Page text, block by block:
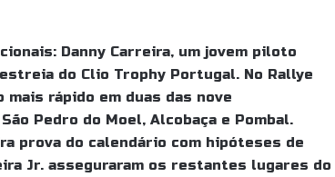
l Danny Carreira, um jovem piloto
do Clio Trophy Portugal. No Rallye
rápido em duas das nove
Pedro do Moel, Alcobaça e Pombal.
prova do calendário com hipóteses de
Jr. asseguraram os restantes lugares do